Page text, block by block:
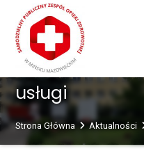
treści
content
usługi
Strona Główna Aktualności